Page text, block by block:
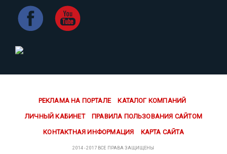
РЕКЛАМА НА ПОРТАЛЕ КАТАЛОГ КОМПАНИЙ
ЛИЧНЫЙ КАБИНЕТ ПРАВИЛА ПОЛЬЗОВАНИЯ САЙТОМ
КОНТАКТНАЯ ИНФОРМАЦИЯ КАРТА САЙТА
2014 - 2017 ВСЕ ПРАВА ЗАЩИЩЕНЫ